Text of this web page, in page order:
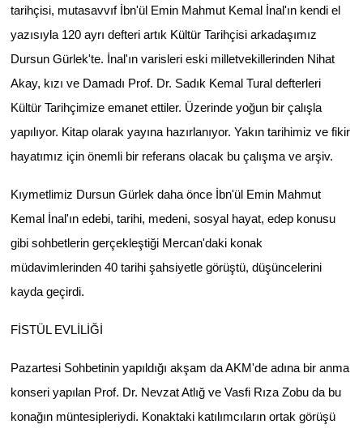
tarihçisi, mutasavvıf İbn'ül Emin Mahmut Kemal İnal'ın kendi el
yazısıyla 120 ayrı defteri artık Kültür Tarihçisi arkadaşımız
Dursun Gürlek'te. İnal'ın varisleri eski milletvekillerinden Nihat
Akay, kızı ve Damadı Prof. Dr. Sadık Kemal Tural defterleri
Kültür Tarihçimize emanet ettiler. Üzerinde yoğun bir çalışla
yapılıyor. Kitap olarak yayına hazırlanıyor. Yakın tarihimiz ve fikir
hayatımız için önemli bir referans olacak bu çalışma ve arşiv.
Kıymetlimiz Dursun Gürlek daha önce İbn'ül Emin Mahmut
Kemal İnal'ın edebi, tarihi, medeni, sosyal hayat, edep konusu
gibi sohbetlerin gerçekleştiği Mercan'daki konak
müdavimlerinden 40 tarihi şahsiyetle görüştü, düşüncelerini
kayda geçirdi.
FİSTÜL EVLİLİĞİ
Pazartesi Sohbetinin yapıldığı akşam da AKM'de adına bir anma
konseri yapılan Prof. Dr. Nevzat Atlığ ve Vasfi Rıza Zobu da bu
konağın müntesipleriydi. Konaktaki katılımcıların ortak görüşü